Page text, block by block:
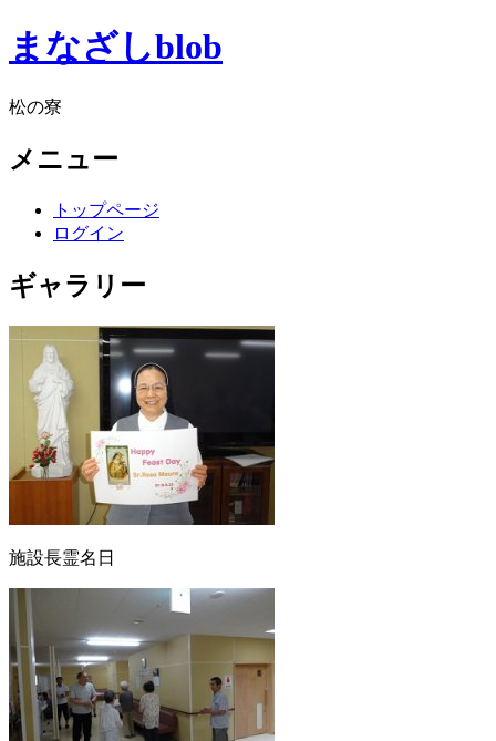
まなざしblob
松の寮
メニュー
トップページ
ログイン
ギャラリー
施設長霊名日